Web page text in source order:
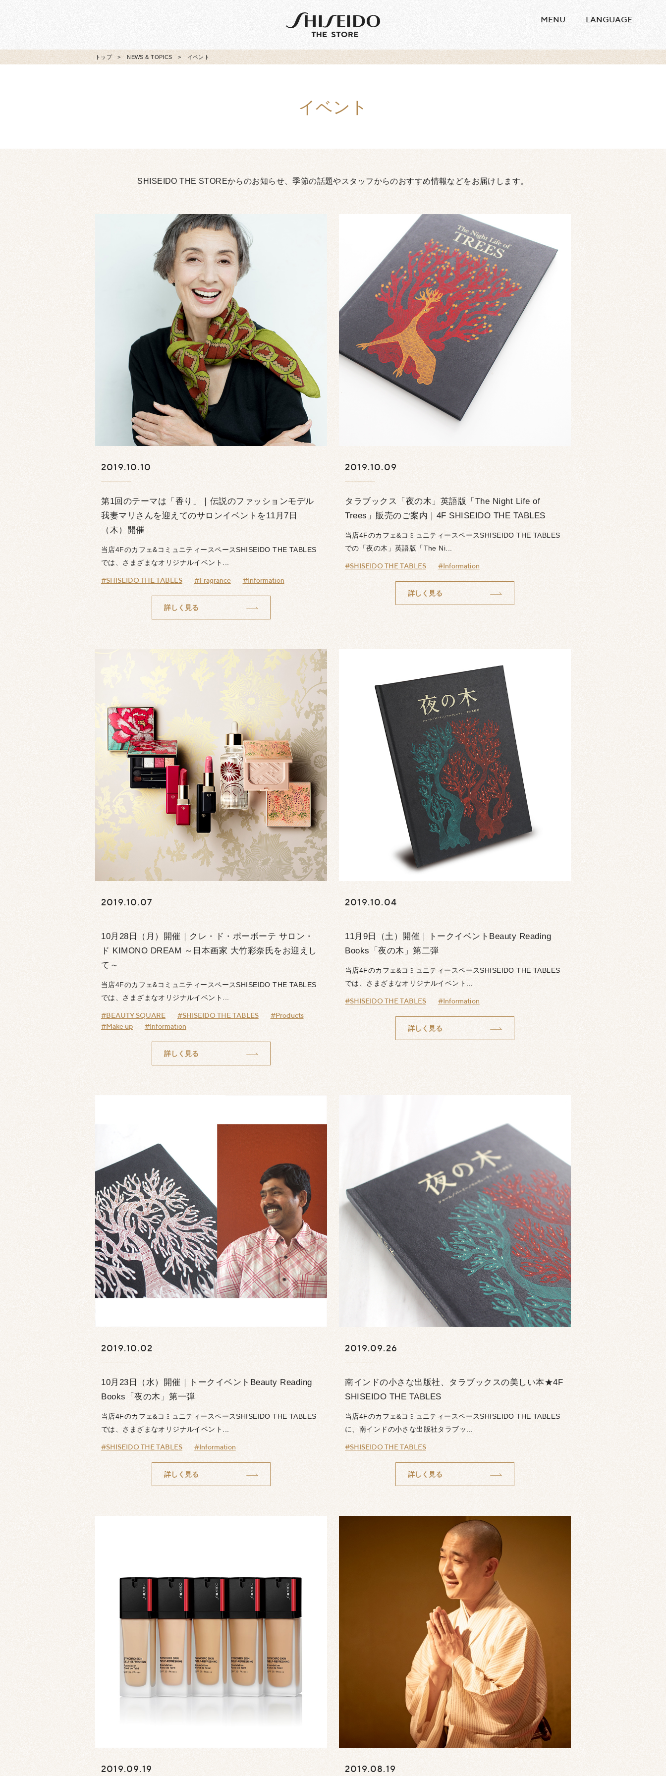
MENU LANGUAGE
トップ NEWS & TOPICS イベント
イベント
SHISEIDO THE STOREからのお知らせ、季節の話題やスタッフからのおすすめ情報などをお届けします。
2019.10.10
第1回のテーマは「香り」｜伝説のファッションモデル
我妻マリさんを迎えてのサロンイベントを11月7日
（木）開催
当店4Fのカフェ&コミュニティースペースSHISEIDO THE TABLES
では、さまざまなオリジナルイベント...
#SHISEIDO THE TABLES #Fragrance #Information
詳しく見る
2019.10.09
タラブックス「夜の木」英語版「The Night Life of
Trees」販売のご案内｜4F SHISEIDO THE TABLES
当店4Fのカフェ&コミュニティースペースSHISEIDO THE TABLES
での「夜の木」英語版「The Ni...
#SHISEIDO THE TABLES #Information
詳しく見る
2019.10.07
10月28日（月）開催｜クレ・ド・ポーボーテ サロン・
ド KIMONO DREAM ～日本画家 大竹彩奈氏をお迎えし
て～
当店4Fのカフェ&コミュニティースペースSHISEIDO THE TABLES
では、さまざまなオリジナルイベント...
#BEAUTY SQUARE #SHISEIDO THE TABLES
#Products
#Make up
#Information
詳しく見る
2019.10.04
11月9日（土）開催｜トークイベントBeauty Reading
Books「夜の木」第二弾
当店4Fのカフェ&コミュニティースペースSHISEIDO THE TABLES
では、さまざまなオリジナルイベント...
#SHISEIDO THE TABLES #Information
詳しく見る
2019.10.02
10月23日（水）開催｜トークイベントBeauty Reading
Books「夜の木」第一弾
当店4Fのカフェ&コミュニティースペースSHISEIDO THE TABLES
では、さまざまなオリジナルイベント...
#SHISEIDO THE TABLES #Information
詳しく見る
2019.09.26
南インドの小さな出版社、タラブックスの美しい本★4F
SHISEIDO THE TABLES
当店4Fのカフェ&コミュニティースペースSHISEIDO THE TABLES
に、南インドの小さな出版社タラブッ...
#SHISEIDO THE TABLES
詳しく見る
2019.09.19 2019.08.19